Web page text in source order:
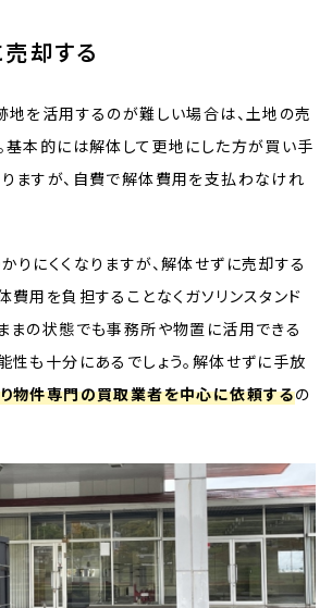
却する
地を活用するのが難しい場合は、土地の売
基本的には解体して更地にした方が買い手
ますが、自費で解体費用を支払わなけれ
りにくくなりますが、解体せずに売却する
費用を負担することなくガソリンスタンド
まの状態でも事務所や物置に活用できる
性も十分にあるでしょう。解体せずに手放
物件専門の買取業者を中心に依頼するの